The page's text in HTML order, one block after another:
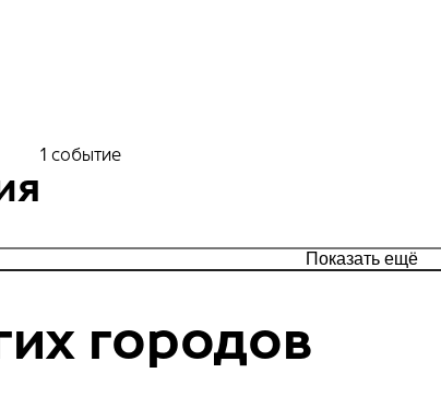
1 событие
Показать ещё
городов